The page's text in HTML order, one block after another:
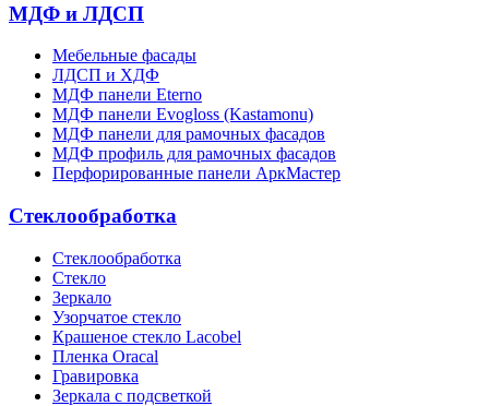
МДФ и ЛДСП
Мебельные фасады
ЛДСП и ХДФ
МДФ панели Eterno
МДФ панели Evogloss (Kastamonu)
МДФ панели для рамочных фасадов
МДФ профиль для рамочных фасадов
Перфорированные панели АркМастер
Стеклообработка
Стеклообработка
Стекло
Зеркало
Узорчатое стекло
Крашеное стекло Lacobel
Пленка Oracal
Гравировка
Зеркала с подсветкой